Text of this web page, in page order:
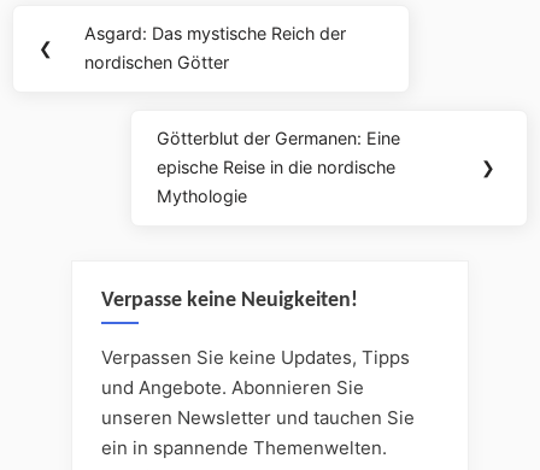
Beitragsnavigation
❮
Previous
Post:
Asgard: Das mystische Reich der
nordischen Götter
Next
Post:
Götterblut der Germanen: Eine
epische Reise in die nordische
Mythologie
❯
Verpasse keine Neuigkeiten!
Verpassen Sie keine Updates, Tipps
und Angebote. Abonnieren Sie
unseren Newsletter und tauchen Sie
ein in spannende Themenwelten.